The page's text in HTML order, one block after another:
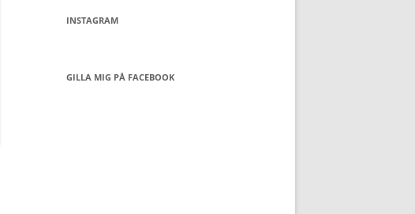
INSTAGRAM
GILLA MIG PÅ FACEBOOK